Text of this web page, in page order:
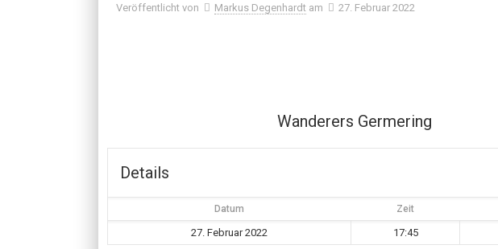
Veröffentlicht von Markus Degenhardt am 27. Februar 2022
Wanderers Germering
Details
Datum Zeit
27. Februar 2022 17:45